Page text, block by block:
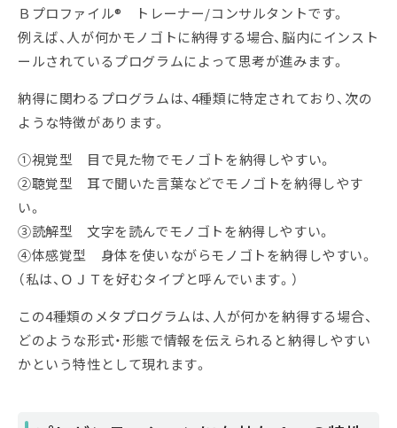
Ｂプロファイル® トレーナー/コンサルタントです。
例えば、人が何かモノゴトに納得する場合、脳内にインスト
ールされているプログラムによって思考が進みます。
納得に関わるプログラムは、4種類に特定されており、次の
ような特徴があります。
①視覚型 目で見た物でモノゴトを納得しやすい。
②聴覚型 耳で聞いた言葉などでモノゴトを納得しやす
い。
③読解型 文字を読んでモノゴトを納得しやすい。
④体感覚型 身体を使いながらモノゴトを納得しやすい。
（私は、ＯＪＴを好むタイプと呼んでいます。）
この4種類のメタプログラムは、人が何かを納得する場合、
どのような形式・形態で情報を伝えられると納得しやすい
かという特性として現れます。